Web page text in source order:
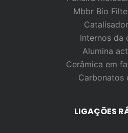
Mbbr Bio
Internos da
Alumina
Cerâmica em
Carbonatos
LIGAÇÕES